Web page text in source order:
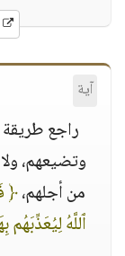
آية
راجع طريقة
وتضيعهم،
من أجلهم،﴿
ٱللَّهُ